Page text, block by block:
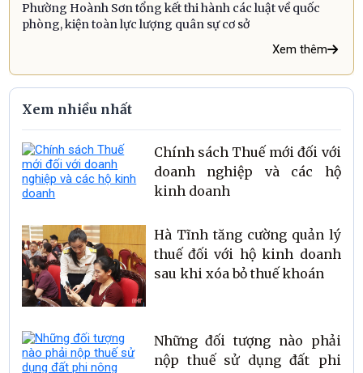
Phường Hoành Sơn tổng kết thi hành các luật về quốc
phòng, kiện toàn lực lượng quân sự cơ sở
Xem thêm
Xem nhiều nhất
Chính sách Thuế mới đối với
doanh nghiệp và các hộ
kinh doanh
Hà Tĩnh tăng cường quản lý
thuế đối với hộ kinh doanh
sau khi xóa bỏ thuế khoán
Những đối tượng nào phải
nộp thuế sử dụng đất phi